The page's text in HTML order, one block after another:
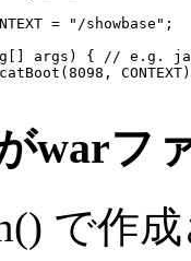
= "/showbase";
args ) { // e.g. java
CONTEXT
warフ
で作